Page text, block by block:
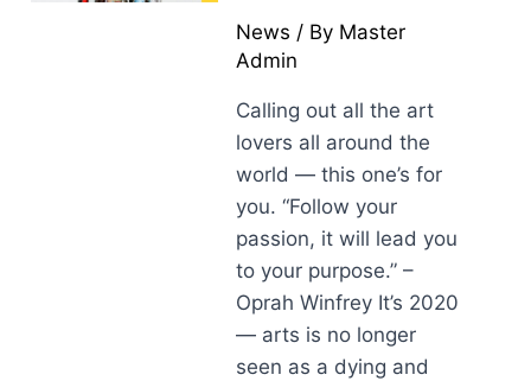
News / By Master
Admin
Calling out all the art
lovers all around the
world — this one’s for
you. “Follow your
passion, it will lead you
to your purpose.” –
Oprah Winfrey It’s 2020
— arts is no longer
seen as a dying and